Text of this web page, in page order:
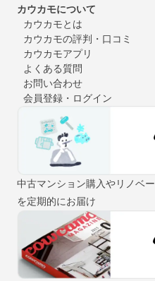
カウカモについて
カウカモとは
カウカモの評判・口コミ
カウカモアプリ
よくある質問
お問い合わせ
会員登録・ログイン
中古マンション購入やリノベ
を定期的にお届け